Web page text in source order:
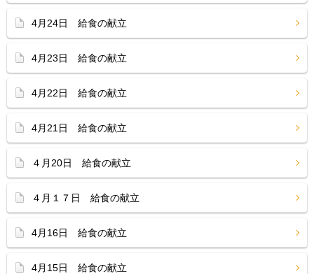
4月24日 給食の献立
4月23日 給食の献立
4月22日 給食の献立
4月21日 給食の献立
４月20日 給食の献立
４月１７日 給食の献立
4月16日 給食の献立
4月15日 給食の献立